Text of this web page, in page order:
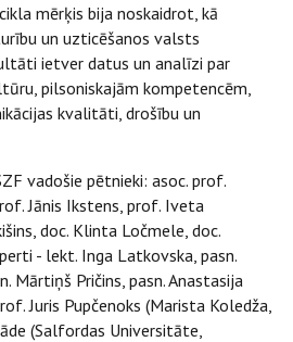
mērķis bija noskaidrot, kā
un uzticēšanos valsts
ietver datus un analīzi par
pilsoniskajām kompetencēm,
kvalitāti, drošību un
vadošie pētnieki: asoc. prof.
Jānis Ikstens, prof. Iveta
doc. Klinta Ločmele, doc.
- lekt. Inga Latkovska, pasn.
Mārtiņš Pričins, pasn. Anastasija
Juris Pupčenoks (Marista Koledža,
(Salfordas Universitāte,